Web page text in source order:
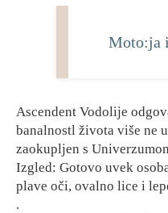
Moto:ja
Ascendent Vodolije
banalnostl života više ne
zaokupljen s
Izgled: Gotovo uvek
plave oči, ovalno lice i
.